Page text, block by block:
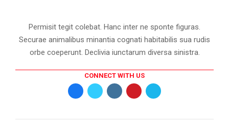
Permisit tegit colebat. Hanc inter ne sponte figuras.
Securae animalibus minantia cognati habitabilis sua rudis
orbe coeperunt. Declivia iunctarum diversa sinistra.
CONNECT WITH US